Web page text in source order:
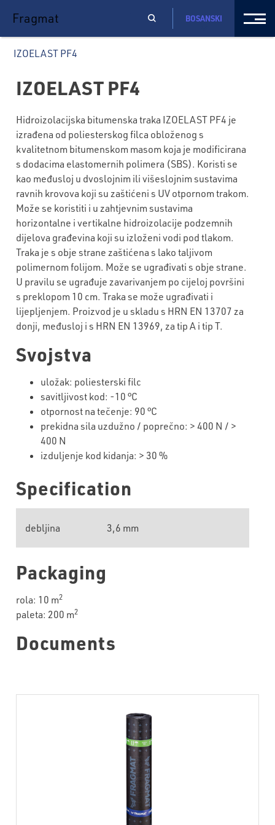
Fragmat BOSANSKI
IZOELAST PF4
IZOELAST PF4
Hidroizolacijska bitumenska traka IZOELAST PF4 je
izrađena od poliesterskog filca obloženog s
kvalitetnom bitumenskom masom koja je modificirana
s dodacima elastomernih polimera (SBS). Koristi se
kao međusloj u dvoslojnim ili višeslojnim sustavima
ravnih krovova koji su zaštićeni s UV otpornom trakom.
Može se koristiti i u zahtjevnim sustavima
horizontalne i vertikalne hidroizolacije podzemnih
dijelova građevina koji su izloženi vodi pod tlakom.
Traka je s obje strane zaštićena s lako taljivom
polimernom folijom. Može se ugrađivati s obje strane.
U pravilu se ugrađuje zavarivanjem po cijeloj površini
s preklopom 10 cm. Traka se može ugrađivati i
lijepljenjem. Proizvod je u skladu s HRN EN 13707 za
donji, međusloj i s HRN EN 13969, za tip A i tip T.
Svojstva
uložak: poliesterski filc
savitljivost kod: -10 °C
otpornost na tečenje: 90 °C
prekidna sila uzdužno / poprečno: > 400 N / >
400 N
izduljenje kod kidanja: > 30 %
Specification
debljina 3,6 mm
Packaging
rola: 10 m2
paleta: 200 m2
Documents